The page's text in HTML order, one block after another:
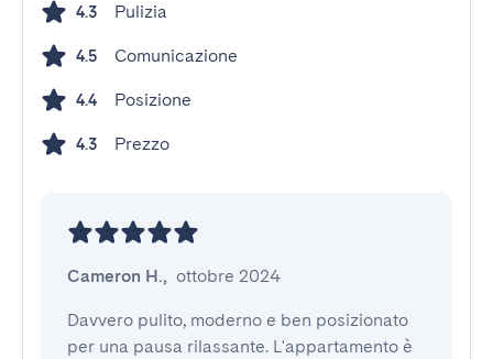
4.3 Pulizia
4.5 Comunicazione
4.4 Posizione
4.3 Prezzo
Cameron H., ottobre 2024
Davvero pulito, moderno e ben posizionato
per una pausa rilassante. L'appartamento è